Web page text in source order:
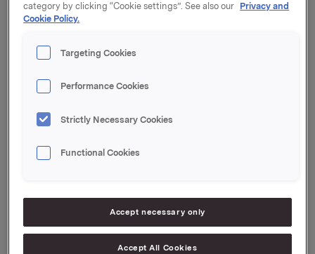
Bjørg Ven og Barbara M. Thoralfsson har meddelt
Ingrid Jonasson Blank og Lisbeth Valther Pallesen er
Valgkomiteen innstiller på gjenvalg av Stein Erik
Hagen som styreleder og på valg av Grace Reksten
Skaugen som ny nestleder i styret.
Idar Kreutzer, leder av valgkomiteen
category by clicking “Cookie settings”. See also our Privacy and
Cookie Policy.
Targeting Cookies
Performance Cookies
Strictly Necessary Cookies
Functional Cookies
Accept necessary only
Accept All Cookies